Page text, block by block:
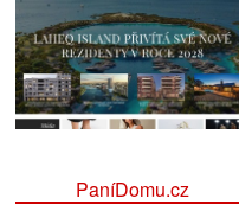
PaníDomu.cz